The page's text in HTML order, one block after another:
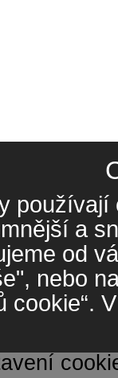
a
od
nebo
cookie“.